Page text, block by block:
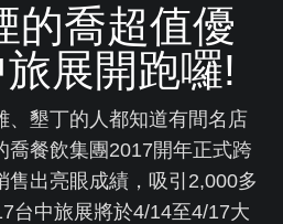
的喬超值優
展開跑囉!
、墾丁的人都知道有間名店
喬餐飲集團2017開年正式跨
售出亮眼成績，吸引2,000多
台中旅展將於4/14至4/17大